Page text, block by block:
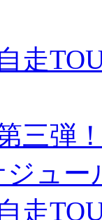
走
三弾
ジュー
走